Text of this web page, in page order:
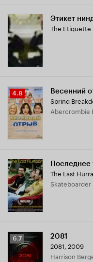
Этикет
The Etiquette
Рейтинг
Кинопоиска
4.8
4.8 Весенний
Spring
Abercrombie
Последнее
The Last
Skateboarder
Рейтинг
Кинопоиска
6.7
6.7 2081
2081, 2009
Harrison